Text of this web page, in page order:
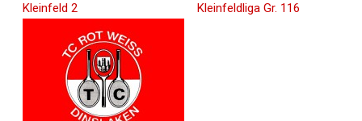
Kleinfeld 2 Kleinfeldliga Gr. 116